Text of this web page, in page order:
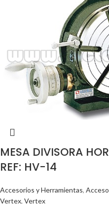
MESA DIVISORA
REF: HV-14
Accesorios y Herramientas,
Vertex, Vertex